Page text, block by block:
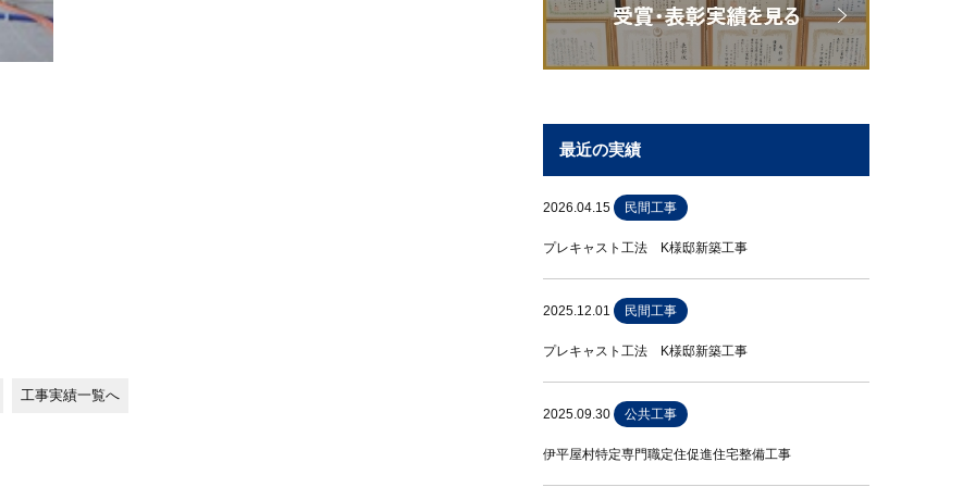
工事実績一覧へ
最近の実績
2026.04.15 民間工事
プレキャスト工法 K様邸新築工事
2025.12.01 民間工事
プレキャスト工法 K様邸新築工事
2025.09.30 公共工事
伊平屋村特定専門職定住促進住宅整備工事